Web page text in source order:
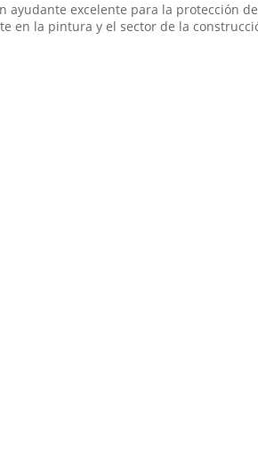
excelente para la protección
en la pintura y el sector de la